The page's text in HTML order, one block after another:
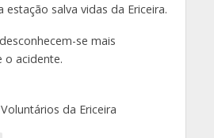
salva vidas da Ericeira.
se mais
o acidente.
da Ericeira